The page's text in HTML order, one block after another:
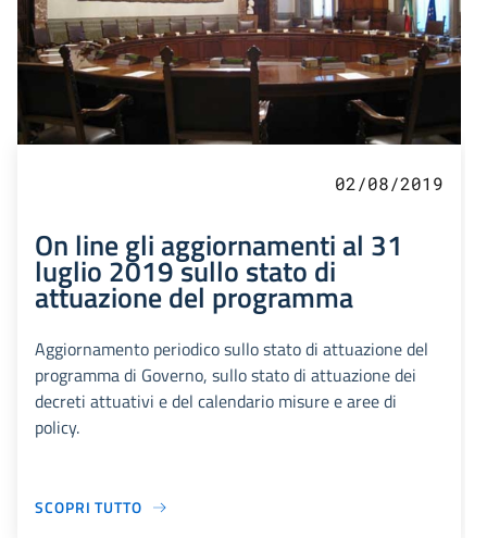
02/08/2019
On line gli aggiornamenti al 31
luglio 2019 sullo stato di
attuazione del programma
Aggiornamento periodico sullo stato di attuazione del
programma di Governo, sullo stato di attuazione dei
decreti attuativi e del calendario misure e aree di
policy.
SCOPRI TUTTO